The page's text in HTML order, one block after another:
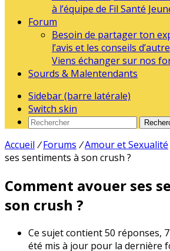
à l’équipe de Fil Santé
Forum
Besoin de partager ton
l’avis et les conseils
Viens échanger sur nos
Sourds & Malentendants
Sidebar (barre latérale)
Switch skin
Accueil / Forums /Amour et Sexualité
ses sentiments à son crush ?
Comment avouer ses
son crush ?
Ce sujet contient 50 réponses,
été mis à jour pour la dernière